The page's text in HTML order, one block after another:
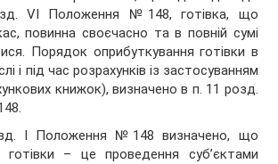
VI Положення №148, готівка, що
повинна своєчасно та в повній сумі
Порядок оприбуткування готівки в
і під час розрахунків із застосуванням
книжок), визначено в п. 11 розд.
I Положення №148 визначено, що
готівки – це проведення суб’єктами